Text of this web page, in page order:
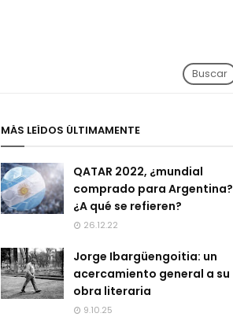
Buscar
MÁS LEÍDOS ÚLTIMAMENTE
QATAR 2022, ¿mundial
comprado para Argentina?
¿A qué se refieren?
26.12.22
Jorge Ibargüengoitia: un
acercamiento general a su
obra literaria
9.10.25